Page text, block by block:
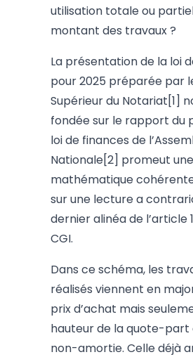
utilisation totale ou
montant des travaux ?
La présentation de la loi
pour 2025 préparée par
Supérieur du Notariat[1]
fondée sur le rapport du
loi de finances de
Nationale[2] promeut
mathématique
sur une lecture a
dernier alinéa de l’article
CGI.
Dans ce schéma, les
réalisés viennent en
prix d’achat mais
hauteur de la quote-part
non-amortie. Celle déjà